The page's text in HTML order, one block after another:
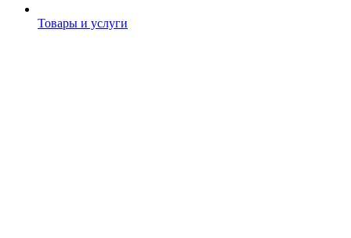
Товары и услуги